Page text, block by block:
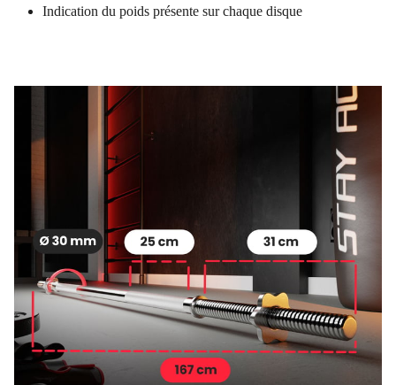
Indication du poids présente sur chaque disque